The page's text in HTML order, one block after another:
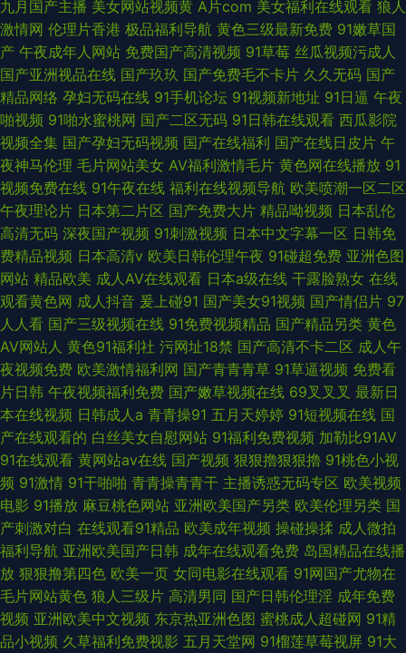
九月国产主播 美女网站视频黄 A片com 美女福利在线观看 狼人
激情网 伦理片香港 极品福利导航 黄色三级最新免费 91嫩草国
产 午夜成年人网站 免费国产高清视频 91草莓 丝瓜视频污成人
国产亚洲视品在线 国产玖玖 国产免费毛不卡片 久久无码 国产
精品网络 孕妇无码在线 91手机论坛 91视频新地址 91日逼 午夜
啪视频 91啪水蜜桃网 国产二区无码 91日韩在线观看 西瓜影院
视频全集 国产孕妇无码视频 国产在线福利 国产在线日皮片 午
夜神马伦理 毛片网站美女 AV福利激情毛片 黄色网在线播放 91
视频免费在线 91午夜在线 福利在线视频导航 欧美喷潮一区二区
午夜理论片 日本第二片区 国产免费大片 精品呦视频 日本乱伦
高清无码 深夜国产视频 91刺激视频 日本中文字幕一区 日韩免
费精品视频 日本高清v 欧美日韩伦理午夜 91碰超免费 亚洲色图
网站 精品欧美 成人AV在线观看 日本a级在线 干露脸熟女 在线
观看黄色网 成人抖音 爰上碰91 国产美女91视频 国产情侣片 97
人人看 国产三级视频在线 91免费视频精品 国产精品另类 黄色
AV网站人 黄色91福利社 污网址18禁 国产高清不卡二区 成人午
夜视频免费 欧美激情福利网 国产青青青草 91草逼视频 免费看
片日韩 午夜视频福利免费 国产嫩草视频在线 69叉叉叉 最新日
本在线视频 日韩成人a 青青操91 五月天婷婷 91短视频在线 国
产在线观看的 白丝美女自慰网站 91福利免费视频 加勒比91AV
91在线观看 黄网站av在线 国产视频 狠狠擼狠狠擼 91桃色小视
频 91激情 91干啪啪 青青操青青干 主播诱惑无码专区 欧美视频
电影 91播放 麻豆桃色网站 亚洲欧美国产另类 欧美伦理另类 国
产刺激对白 在线观看91精品 欧美成年视频 操碰操揉 成人微拍
福利导航 亚洲欧美国产日韩 成年在线观看免费 岛国精品在线播
放 狠狠撸第四色 欧美一页 女同电影在线观看 91网国产尤物在
毛片网站黄色 狼人三级片 高清男同 国产日韩伦理淫 成年免费
视频 亚洲欧美中文视频 东京热亚洲色图 蜜桃成人超碰网 91精
品小视频 久草福利免费视影 五月天堂网 91榴莲草莓视屏 91大